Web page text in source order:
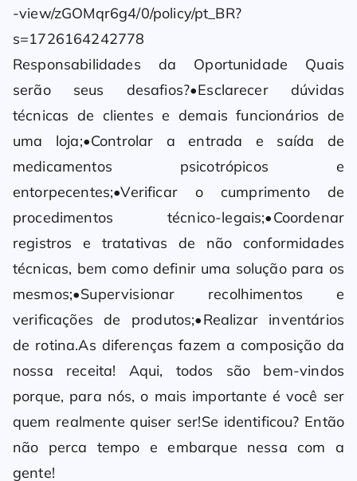
-view/zGOMqr6g4/0/policy/pt_BR?
s=1726164242778
Responsabilidades da Oportunidade Quais
serão seus desafios?•Esclarecer dúvidas
técnicas de clientes e demais funcionários de
uma loja;•Controlar a entrada e saída de
medicamentos psicotrópicos e
entorpecentes;•Verificar o cumprimento de
procedimentos técnico-legais;•Coordenar
registros e tratativas de não conformidades
técnicas, bem como definir uma solução para os
mesmos;•Supervisionar recolhimentos e
verificações de produtos;•Realizar inventários
de rotina.As diferenças fazem a composição da
nossa receita! Aqui, todos são bem-vindos
porque, para nós, o mais importante é você ser
quem realmente quiser ser!Se identificou? Então
não perca tempo e embarque nessa com a
gente!